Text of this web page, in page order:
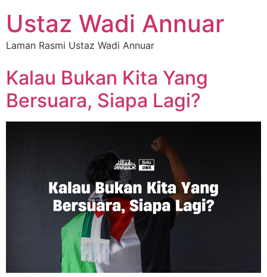
Ustaz Wadi Annuar
Laman Rasmi Ustaz Wadi Annuar
Kalau Bukan Kita Yang
Bersuara, Siapa Lagi?